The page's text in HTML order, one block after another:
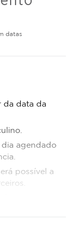
datas
da data da
agendado
possível a